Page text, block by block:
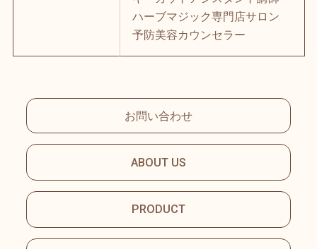
ハーブマジック専門店サロン
予防美容カウンセラー
お問い合わせ
ABOUT US
PRODUCT